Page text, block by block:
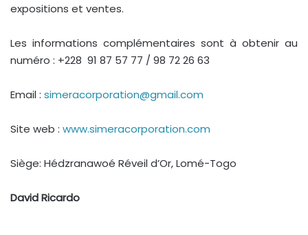
expositions et ventes.
Les informations complémentaires sont à obtenir au
numéro : +228 91 87 57 77 / 98 72 26 63
Email : simeracorporation@gmail.com
Site web : www.simeracorporation.com
Siège: Hédzranawoé Réveil d’Or, Lomé-Togo
David Ricardo